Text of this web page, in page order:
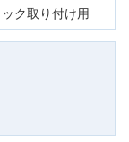
ク取り付け用